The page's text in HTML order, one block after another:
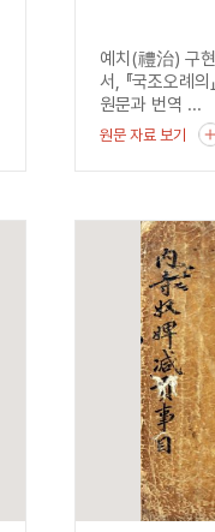
예치(禮治) 구
서, 『국조오례
원문과 번역 ...
원문 자료 보기